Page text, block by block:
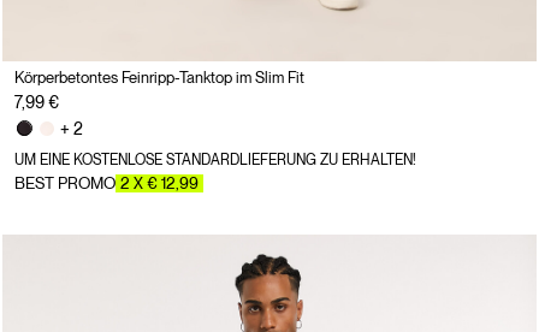
Körperbetontes Feinripp-Tanktop im Slim Fit
7,99 €
+ 2
UM EINE KOSTENLOSE STANDARDLIEFERUNG ZU ERHALTEN!
BEST PROMO 2 X € 12,99